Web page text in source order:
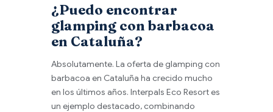
¿Puedo encontrar
glamping con barbacoa
en Cataluña?
Absolutamente. La oferta de glamping con
barbacoa en Cataluña ha crecido mucho
en los últimos años. Interpals Eco Resort es
un ejemplo destacado, combinando